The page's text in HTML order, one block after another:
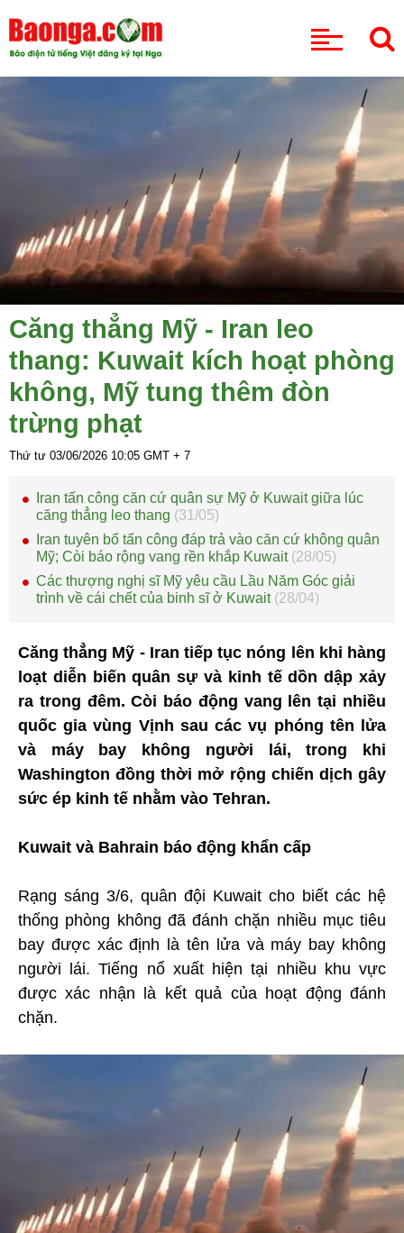
Căng thẳng Mỹ - Iran leo
thang: Kuwait kích hoạt phòng
không, Mỹ tung thêm đòn
trừng phạt
Thứ tư 03/06/2026 10:05 GMT + 7
Iran tấn công căn cứ quân sự Mỹ ở Kuwait giữa lúc
căng thẳng leo thang (31/05)
Iran tuyên bố tấn công đáp trả vào căn cứ không quân
Mỹ; Còi báo rộng vang rền khắp Kuwait (28/05)
Các thượng nghị sĩ Mỹ yêu cầu Lầu Năm Góc giải
trình về cái chết của binh sĩ ở Kuwait (28/04)
Căng thẳng Mỹ - Iran tiếp tục nóng lên khi hàng
loạt diễn biến quân sự và kinh tế dồn dập xảy
ra trong đêm. Còi báo động vang lên tại nhiều
quốc gia vùng Vịnh sau các vụ phóng tên lửa
và máy bay không người lái, trong khi
Washington đồng thời mở rộng chiến dịch gây
sức ép kinh tế nhằm vào Tehran.
Kuwait và Bahrain báo động khẩn cấp
Rạng sáng 3/6, quân đội Kuwait cho biết các hệ
thống phòng không đã đánh chặn nhiều mục tiêu
bay được xác định là tên lửa và máy bay không
người lái. Tiếng nổ xuất hiện tại nhiều khu vực
được xác nhận là kết quả của hoạt động đánh
chặn.